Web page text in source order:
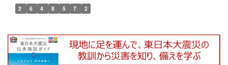
2 6 4 8 5 7 2